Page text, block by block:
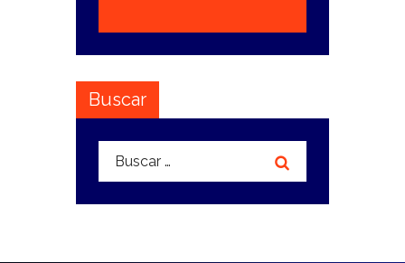
Buscar
Buscar: